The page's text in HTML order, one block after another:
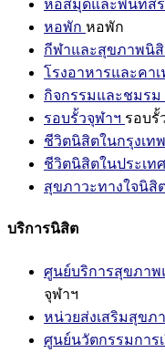
หอสมุดและพื้นที่สร้
หอพัก หอพัก
กีฬาและสุขภาพนิ
โรงอาหารและคาเ
กิจกรรมและชมรม
รอบรั้วจุฬาฯ รอบรั้
ชีวิตนิสิตในกรุงเท
ชีวิตนิสิตในประเท
สุขภาวะทางใจนิสิ
บริการนิสิต
ศูนย์บริการสุขภาพ
จุฬาฯ
หน่วยส่งเสริมสุขภ
ศูนย์นวัตกรรมการเ